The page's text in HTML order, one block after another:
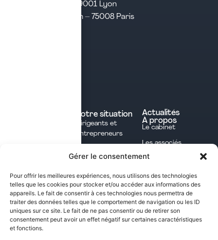
Gérer le consentement
Pour offrir les meilleures expériences, nous utilisons des technologies
telles que les cookies pour stocker et/ou accéder aux informations des
appareils. Le fait de consentir à ces technologies nous permettra de
traiter des données telles que le comportement de navigation ou les ID
uniques sur ce site. Le fait de ne pas consentir ou de retirer son
consentement peut avoir un effet négatif sur certaines caractéristiques
et fonctions.
21 rue d’Algérie – 69001 Lyon
31 rue d’Amsterdam – 75008 Paris
Courtage en
assurances
Votre situation
Dirigeants et
Entrepreneurs
Libérales
International
Actualités
À propos
Le cabinet
Les associés
L'équipe
Notre méthode
Les opportunités fiscales à saisir dans notre
newsletter mensuelle